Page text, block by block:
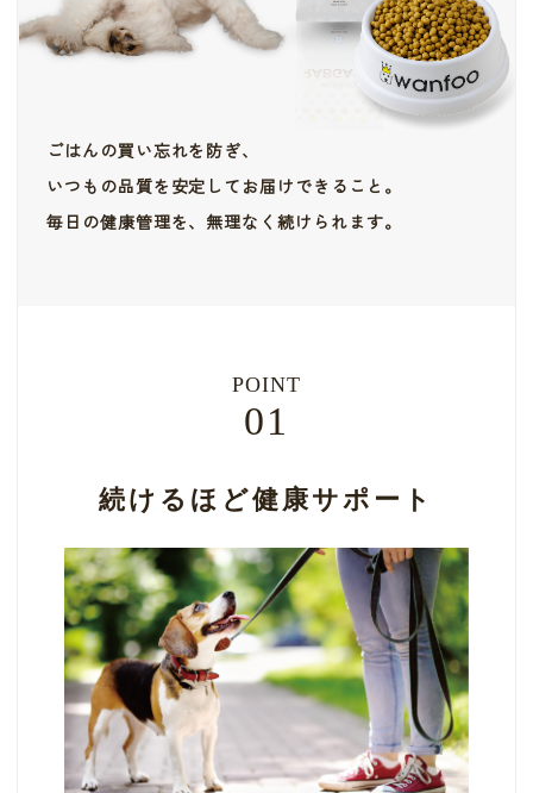
ごはんの買い忘れを防ぎ、
いつもの品質を安定してお届けできること。
毎日の健康管理を、無理なく続けられます。
POINT
01
続けるほど健康サポート